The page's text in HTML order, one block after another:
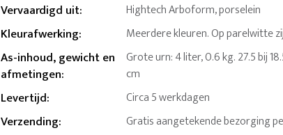
Vervaardigd uit: Hightech Arboform, porselein
Kleurafwerking: Meerdere kleuren. Op parelwitte
As-inhoud, gewicht en
afmetingen:
Grote urn: 4 liter, 0.6 kg. 27.5 bij
cm
Levertijd: Circa 5 werkdagen
Verzending: Gratis aangetekende bezorging